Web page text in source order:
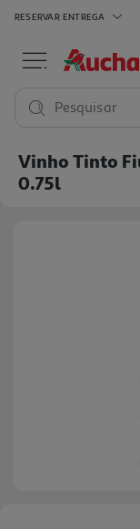
RESERVAR ENTREGA
Pesquisar
Vinho Tinto
0.75l